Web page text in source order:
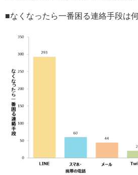
■なくなったら一番困る連絡手段は